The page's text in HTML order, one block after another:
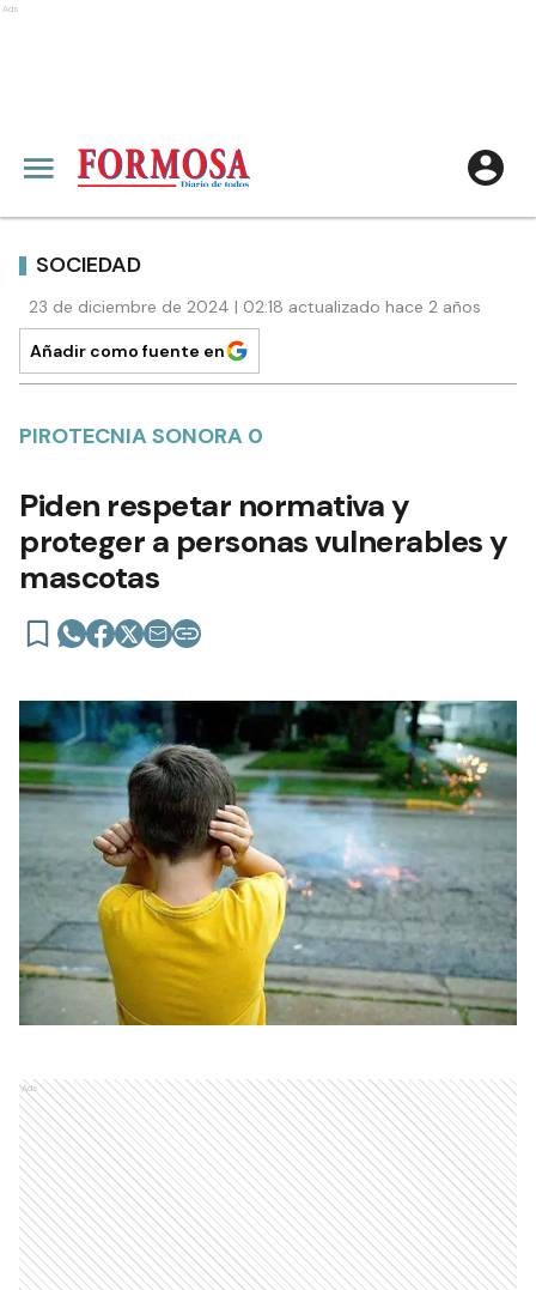
Ads
SOCIEDAD
23 de diciembre de 2024 | 02:18 actualizado hace 2 años
Añadir como fuente en
PIROTECNIA SONORA 0
Piden respetar normativa y
proteger a personas vulnerables y
mascotas
Ads